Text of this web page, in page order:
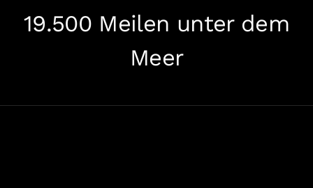
19.500 Meilen unter dem
Meer